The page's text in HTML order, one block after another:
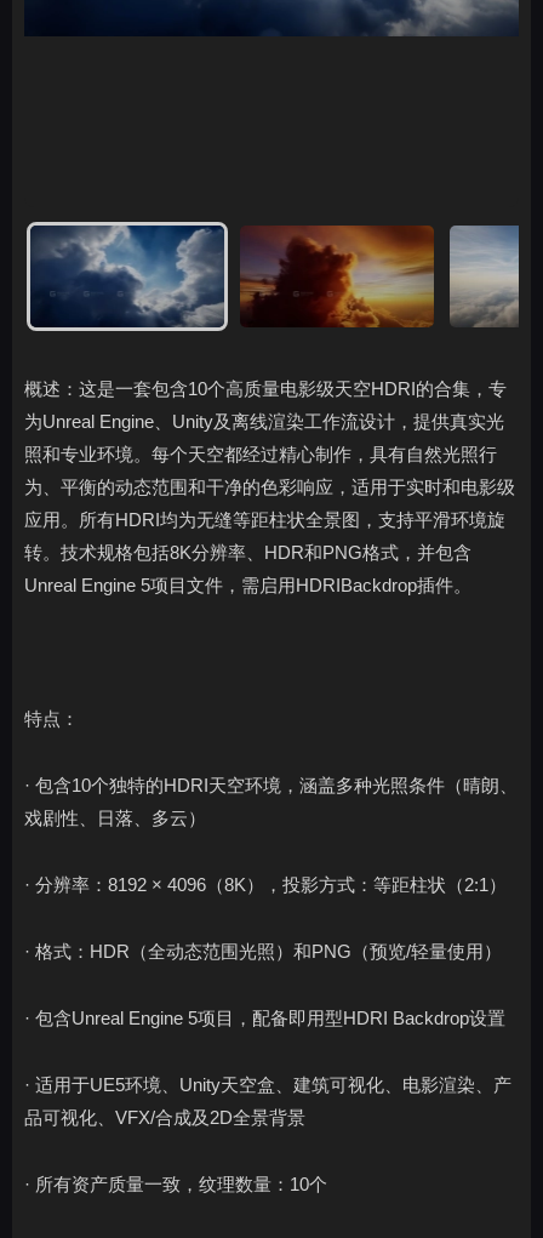
概述：这是一套包含10个高质量电影级天空HDRI的合集，专
为Unreal Engine、Unity及离线渲染工作流设计，提供真实光
照和专业环境。每个天空都经过精心制作，具有自然光照行
为、平衡的动态范围和干净的色彩响应，适用于实时和电影级
应用。所有HDRI均为无缝等距柱状全景图，支持平滑环境旋
转。技术规格包括8K分辨率、HDR和PNG格式，并包含
Unreal Engine 5项目文件，需启用HDRIBackdrop插件。
特点：
· 包含10个独特的HDRI天空环境，涵盖多种光照条件（晴朗、
戏剧性、日落、多云）
· 分辨率：8192 × 4096（8K），投影方式：等距柱状（2:1）
· 格式：HDR（全动态范围光照）和PNG（预览/轻量使用）
· 包含Unreal Engine 5项目，配备即用型HDRI Backdrop设置
· 适用于UE5环境、Unity天空盒、建筑可视化、电影渲染、产
品可视化、VFX/合成及2D全景背景
· 所有资产质量一致，纹理数量：10个